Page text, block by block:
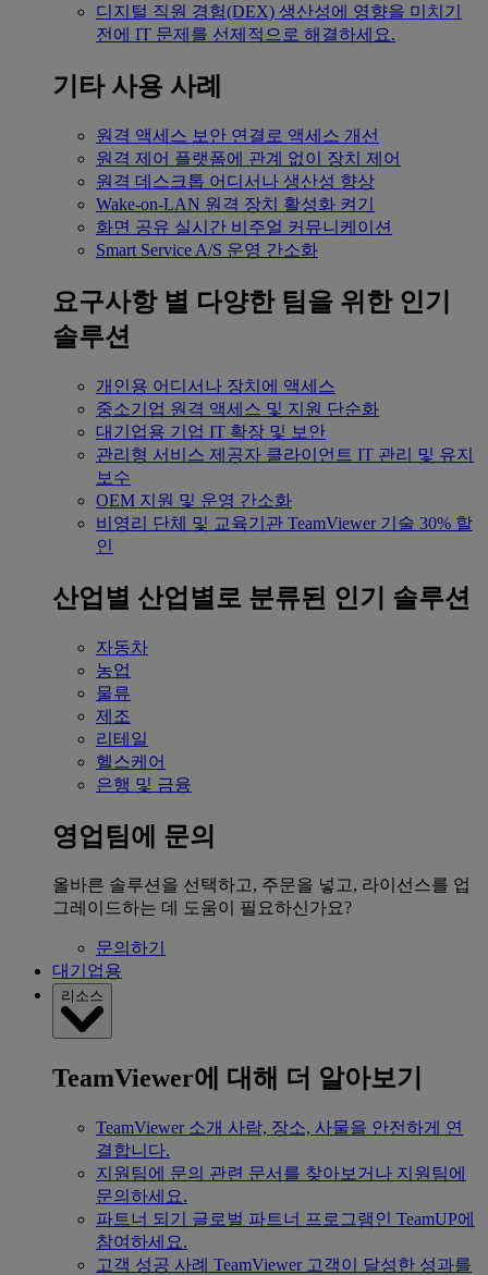
디지털 직원 경험(DEX) 생산성에 영향을 미치기
전에 IT 문제를 선제적으로 해결하세요.
기타 사용 사례
원격 액세스 보안 연결로 액세스 개선
원격 제어 플랫폼에 관계 없이 장치 제어
원격 데스크톱 어디서나 생산성 향상
Wake-on-LAN 원격 장치 활성화 켜기
화면 공유 실시간 비주얼 커뮤니케이션
Smart Service A/S 운영 간소화
요구사항 별 다양한 팀을 위한 인기
솔루션
개인용 어디서나 장치에 액세스
중소기업 원격 액세스 및 지원 단순화
대기업용 기업 IT 확장 및 보안
관리형 서비스 제공자 클라이언트 IT 관리 및 유지
보수
OEM 지원 및 운영 간소화
비영리 단체 및 교육기관 TeamViewer 기술 30% 할
인
산업별 산업별로 분류된 인기 솔루션
자동차
농업
물류
제조
리테일
헬스케어
은행 및 금융
영업팀에 문의
올바른 솔루션을 선택하고, 주문을 넣고, 라이선스를 업
그레이드하는 데 도움이 필요하신가요?
문의하기
대기업용
리소스
TeamViewer에 대해 더 알아보기
TeamViewer 소개 사람, 장소, 사물을 안전하게 연
결합니다.
지원팀에 문의 관련 문서를 찾아보거나 지원팀에
문의하세요.
파트너 되기
글로벌 파트너 프로그램인 TeamUP에
참여하세요.
고객 성공 사례 TeamViewer 고객이 달성한 성과를